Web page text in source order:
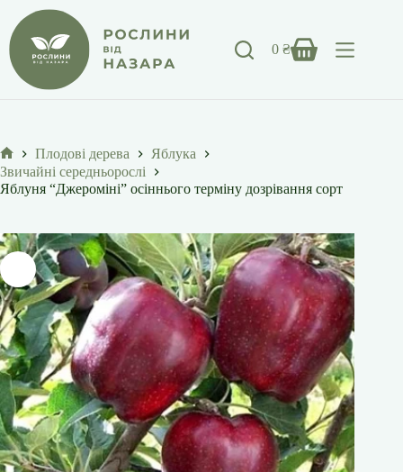
Перейти
вмісту
Кошик
0₴
Головна
Плодові дерева
Яблука
Звичайні середньорослі
Яблуня “Джероміні” осіннього терміну дозрівання сорт